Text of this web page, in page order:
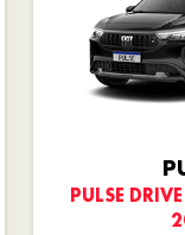
PULSE